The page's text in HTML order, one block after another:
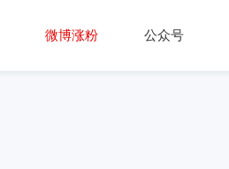
微博涨粉 公众号